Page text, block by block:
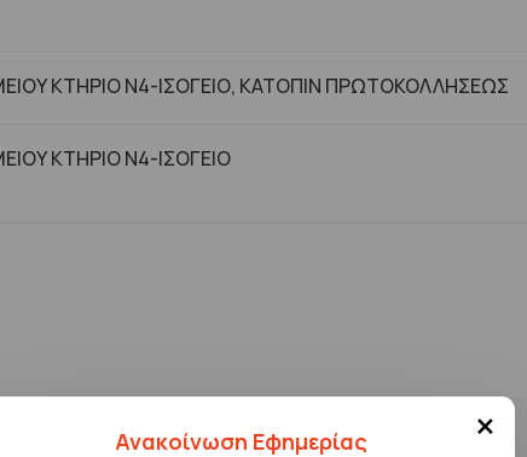
×
Ανακοίνωση Εφημερίας
ΚΤΗΡΙΟ Ν4-ΙΣΟΓΕΙΟ, ΚΑΤΟΠΙΝ ΠΡΩΤΟΚΟΛΛΗΣΕΩΣ
ΚΤHΡΙΟ Ν4-ΙΣΟΓΕΙΟ